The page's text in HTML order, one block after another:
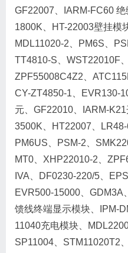
GF22007、IARM-FC60
1800K、HT-22003壁挂模
MDL11020-2、PM6S、
TT4810-S、WST22010F
ZPF55008C4Z2、
CY-ZT4850-1、EVR130-
元、GF22010、IARM-
3500K、HT22007、LR48-
PM6US、PSM-2、
MT0、XHP22010-2、
IVA、DF0230-220/5、
EVR500-15000、GDM3A
馈线终端显示模块、IPM-
11040充电模块、
SP11004、STM11020T2